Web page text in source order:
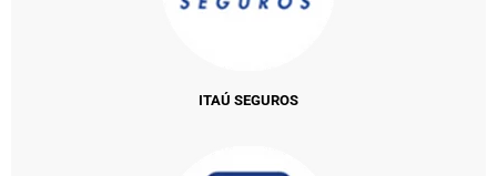
ITAÚ SEGUROS